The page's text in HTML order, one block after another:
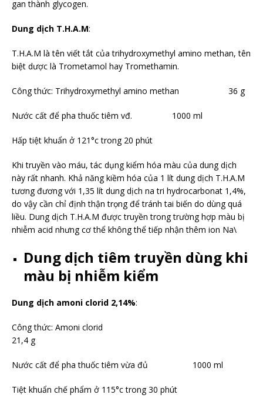
gan thành glycogen.
Dung dịch T.H.A.M:
T.H.A.M là tên viết tắt của trihydroxymethyl amino methan, tên
biệt dược là Trometamol hay Tromethamin.
Công thức: Trihydroxymethyl amino methan 36 g
Nước cất để pha thuốc tiêm vđ. 1000 ml
Hấp tiệt khuẩn ở 121°c trong 20 phút
Khi truyền vào máu, tác dụng kiểm hóa màu của dung dịch
này rất nhanh. Khả năng kiềm hóa của 1 lít dung dịch T.H.A.M
tương đương với 1,35 lít dung dịch na tri hydrocarbonat 1,4%,
do vậy cần chỉ định thận trọng để tránh tai biến do dùng quá
liều. Dung dịch T.H.A.M được truyền trong trường hợp màu bị
nhiễm acid nhưng cơ thể không thể tiếp nhận thêm ion Na\
Dung dịch tiêm truyền dùng khi
màu bị nhiễm kiểm
Dung dịch amoni clorid 2,14%:
Công thức: Amoni clorid
21,4 g
Nước cất để pha thuốc tiêm vừa đủ 1000 ml
Tiệt khuẩn chế phẩm ở 115°c trong 30 phút